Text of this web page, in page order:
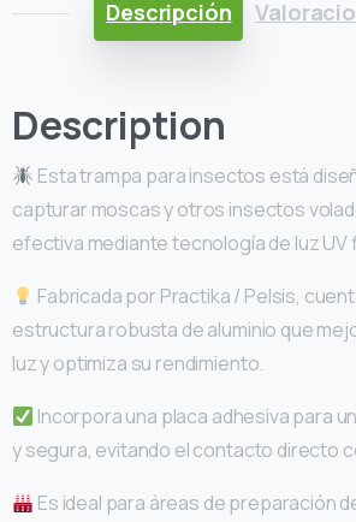
Descripción
Description
Esta trampa para insectos está
capturar moscas y otros insectos
efectiva mediante tecnología de luz UV
Fabricada por Practika / Pelsis,
estructura robusta de aluminio que
luz y optimiza su rendimiento.
Incorpora una placa adhesiva para
y segura, evitando el contacto directo
Es ideal para áreas de preparación